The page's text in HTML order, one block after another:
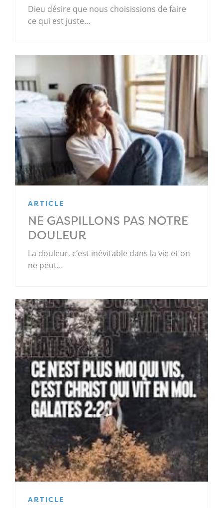
Dieu désire que nous choisissions de faire
ce qui est juste…
ARTICLE
NE GASPILLONS PAS NOTRE
DOULEUR
La douleur, c’est inévitable dans la vie et on
ne peut…
ARTICLE